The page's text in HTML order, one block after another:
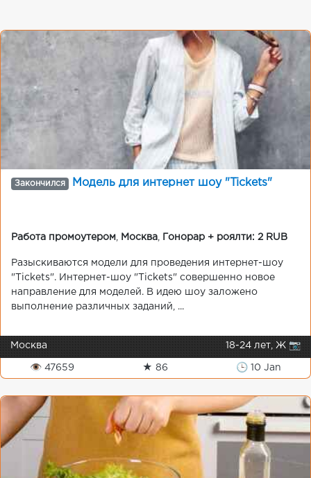
Закончился Модель для интернет шоу "Tickets"
Работа промоутером Москва Гонорар + роялти: 2 RUB
Разыскиваются модели для проведения интернет-шоу
"Tickets". Интернет-шоу "Tickets" совершенно новое
направление для моделей. В идею шоу заложено
выполнение различных заданий, ...
Москва 18-24 лет, Ж 📷
👁 47659 ★ 86 🕒 10 Jan